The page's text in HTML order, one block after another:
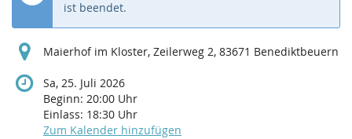
ist beendet.
Maierhof im Kloster, Zeilerweg 2, 83671 Benediktbeuern
Sa, 25. Juli 2026
Beginn: 20:00 Uhr
Einlass: 18:30 Uhr
Zum Kalender hinzufügen